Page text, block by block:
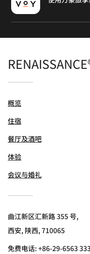
概览
住宿
餐厅及酒吧
体验
会议与婚礼
曲江新区汇新路 355 号,
西安, 陕西, 710065
免费电话:+86-29-6563